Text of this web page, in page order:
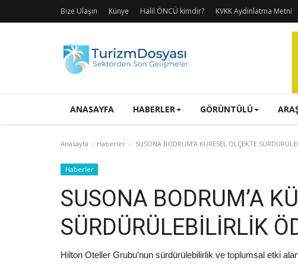
Bize Ulaşın Künye Halil ÖNCÜ kimdir? KVKK Aydınlatma Metni
ANASAYFA HABERLER GÖRÜNTÜLÜ
Anasayfa Haberler SUSONA BODRUM’A KÜRESEL ÖLÇEKTE
Haberler
SUSONA BODRUM’A
SÜRDÜRÜLEBİLİRLİK
Hilton Oteller Grubu’nun sürdürülebilirlik ve toplumsal etki